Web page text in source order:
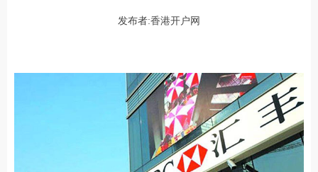
发布者:香港开户网